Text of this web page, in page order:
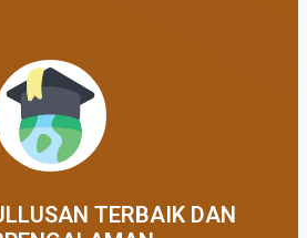
TERBAIK DAN